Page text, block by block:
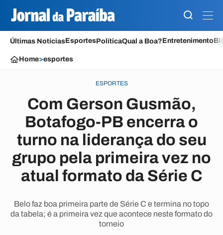
Últimas NotíciasEsportesPolíticaQual a Boa?Entretenimento
Home>esportes
ESPORTES
Com Gerson Gusmão,
Botafogo-PB encerra o
turno na liderança do seu
grupo pela primeira vez no
atual formato da Série C
Belo faz boa primeira parte de Série C e termina no topo
da tabela; é a primeira vez que acontece neste formato do
torneio